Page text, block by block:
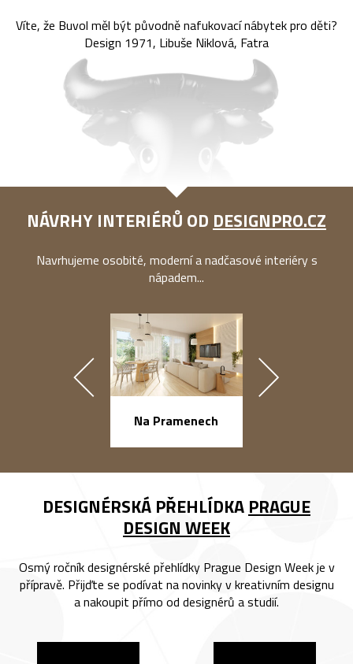
Víte, že Buvol měl být původně nafukovací nábytek pro děti?
Design 1971, Libuše Niklová, Fatra
NÁVRHY INTERIÉRŮ OD DESIGNPRO.CZ
Navrhujeme osobité, moderní a nadčasové interiéry s
nápadem...
Na Pramenech
DESIGNÉRSKÁ PŘEHLÍDKA PRAGUE
DESIGN WEEK
Osmý ročník designérské přehlídky Prague Design Week je v
přípravě. Přijďte se podívat na novinky v kreativním designu
a nakoupit přímo od designérů a studií.